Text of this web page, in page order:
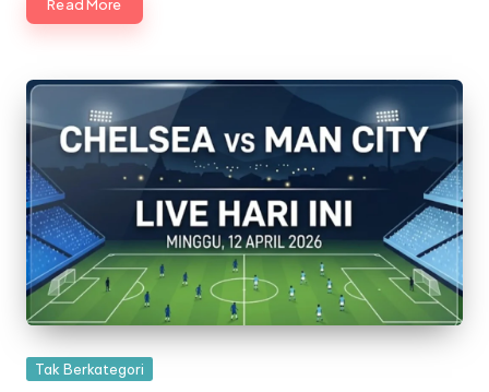
Read More
Posted
Tak Berkategori